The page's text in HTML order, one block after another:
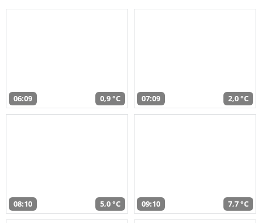
06:09 0,9 °C 07:09 2,0 °C
08:10 5,0 °C 09:10 7,7 °C